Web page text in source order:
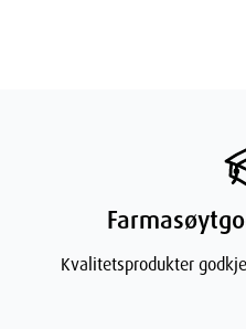
Kvalitetsprodukter